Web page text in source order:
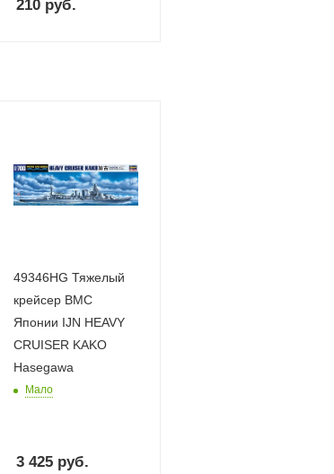
210 руб.
49346HG Тяжелый
крейсер ВМС
Японии IJN HEAVY
CRUISER KAKO
Hasegawa
Мало
3 425 руб.